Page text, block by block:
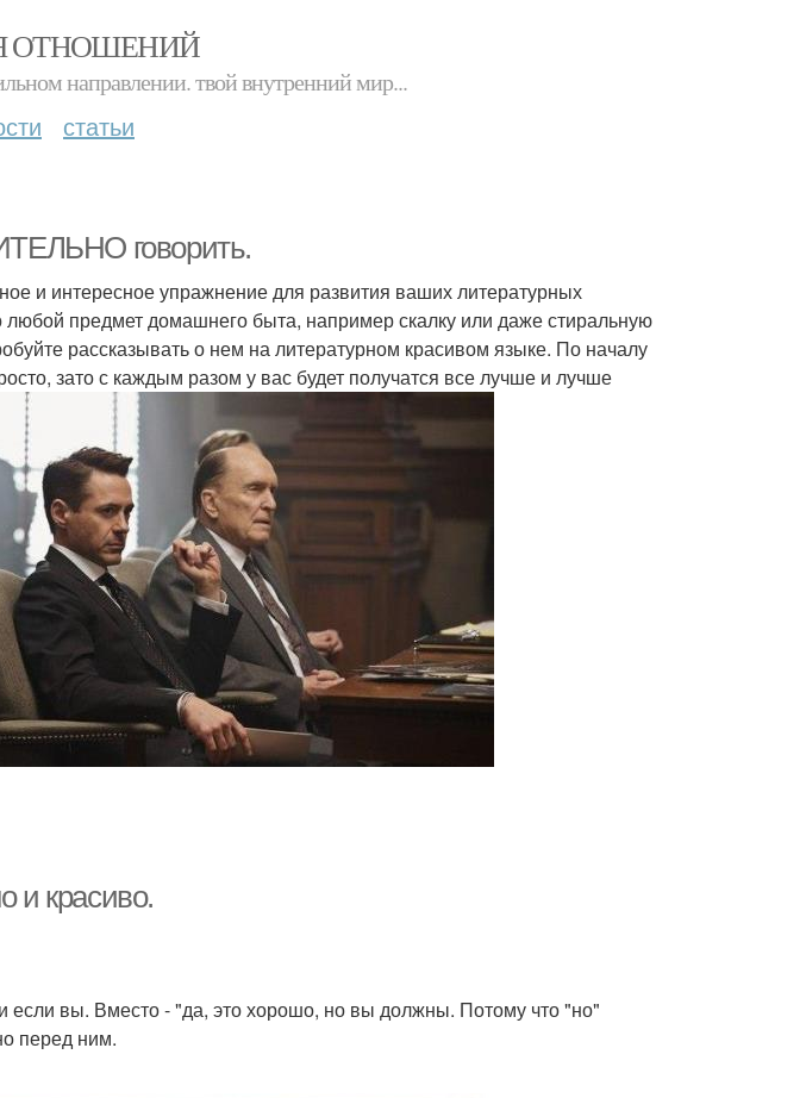
ОТНОШЕНИЙ
направлении. твой внутренний мир...
статьи
говорить.
и интересное упражнение для развития ваших литературных
предмет домашнего быта, например скалку или даже стиральную
рассказывать о нем на литературном красивом языке. По началу
зато с каждым разом у вас будет получатся все лучше и лучше
и красиво.
если вы. Вместо - "да, это хорошо, но вы должны. Потому что "но"
перед ним.